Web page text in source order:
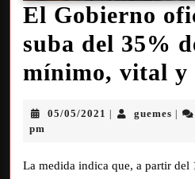
El Gobierno
suba del 35%
mínimo, vital y
05/05/2021 guemes
pm
La medida indica que, a partir del